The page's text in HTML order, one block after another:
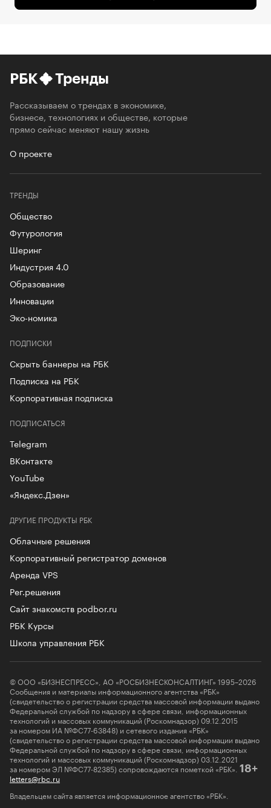
РБК Тренды
Рассказываем о трендах в экономике,
бизнесе, технологиях и обществе, которые
прямо сейчас меняют нашу жизнь
О проекте
ТРЕНДЫ
Общество
Футурология
Шеринг
Индустрия 4.0
Образование
Инновации
Эко-номика
ПОДПИСКИ
Скрыть баннеры на РБК
Подписка на РБК
Корпоративная подписка
ДРУГИЕ ПРОДУКТЫ РБК
Облачные решения
Корпоративный регистратор доменов
Аренда VPS
Рег.решения
Сайт знакомств podbor.ru
РБК Курсы
Школа управления РБК
ПОДПИСАТЬСЯ
Telegram
ВКонтакте
YouTube
«Яндекс.Дзен»
© ООО «БИЗНЕСПРЕСС», АО «РОСБИЗНЕСКОНСАЛТИНГ» 1995–2026
Сообщения и материалы информационного агентства «РБК»
(свидетельство о регистрации средства массовой информации выдано
Федеральной службой по надзору в сфере связи, информационных
технологий и массовых коммуникаций (Роскомнадзор) 09.12.2015
за номером ИА №ФС77-63848) и сетевого издания «РБК»
(свидетельство о регистрации средства массовой информации выдано
Федеральной службой по надзору в сфере связи, информационных
технологий и массовых коммуникаций (Роскомнадзор) 03.12.2021
за номером ЭЛ №ФС77-82385) сопровождаются пометкой «РБК». 18+
letters@rbc.ru
Владельцем сайта является информационное агентство «РБК».